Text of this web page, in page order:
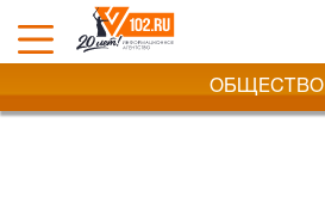
ОБЩЕСТВО